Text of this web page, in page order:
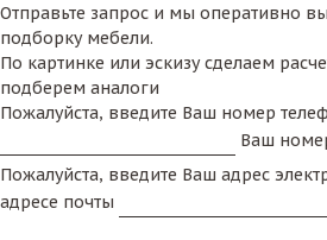
Отправьте запрос и мы оперативно
подборку мебели.
По картинке или эскизу сделаем
подберем аналоги
Пожалуйста, введите Ваш номер
Ваш
Пожалуйста, введите Ваш адрес
адресе почты